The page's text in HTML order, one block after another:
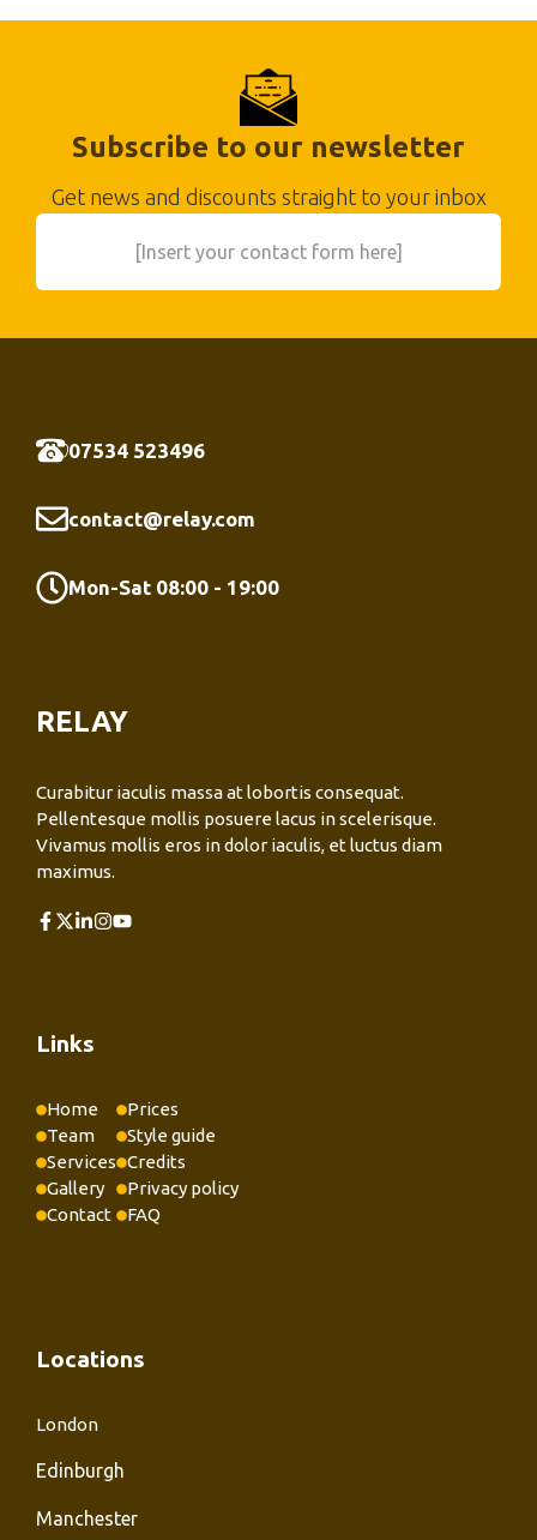
Subscribe to our newsletter
Get news and discounts straight to your inbox
[Insert your contact form here]
07534 523496
contact@relay.com
Mon-Sat 08:00 - 19:00
RELAY
Curabitur iaculis massa at lobortis consequat.
Pellentesque mollis posuere lacus in scelerisque.
Vivamus mollis eros in dolor iaculis, et luctus diam
maximus.
Links
Home
Team
Services
Gallery
Contact
Prices
Style guide
Credits
Privacy policy
FAQ
Locations
London
Edinburgh
Manchester